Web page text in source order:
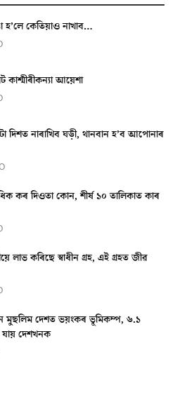
হ’লে কেতিয়াও নাখাব…
কাশ্মীৰীকন্যা আয়েশা
নাৰাখিব ঘড়ী, থানবান হ’ব আপোনাৰ
কৰ দিওতা কোন, শীৰ্ষ ১০ তালিকাত কাৰ
লাভ কৰিছে স্বাধীন গ্ৰহ, এই গ্ৰহত জীৱ
মুছলিম দেশত ভয়ংকৰ ভূমিকম্প, ৬.১
যায় দেশখনক